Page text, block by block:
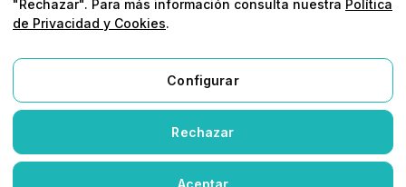
"Rechazar". Para más información consulta nuestra Política
de Privacidad y Cookies.
Configurar
Rechazar
Aceptar
Aviso Legal
Política de Privacidad y Cookies